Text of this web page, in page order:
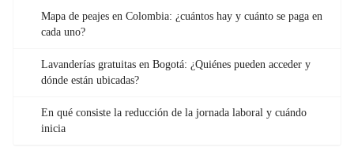
Mapa de peajes en Colombia: ¿cuántos hay y cuánto se paga en
cada uno?
Lavanderías gratuitas en Bogotá: ¿Quiénes pueden acceder y
dónde están ubicadas?
En qué consiste la reducción de la jornada laboral y cuándo
inicia